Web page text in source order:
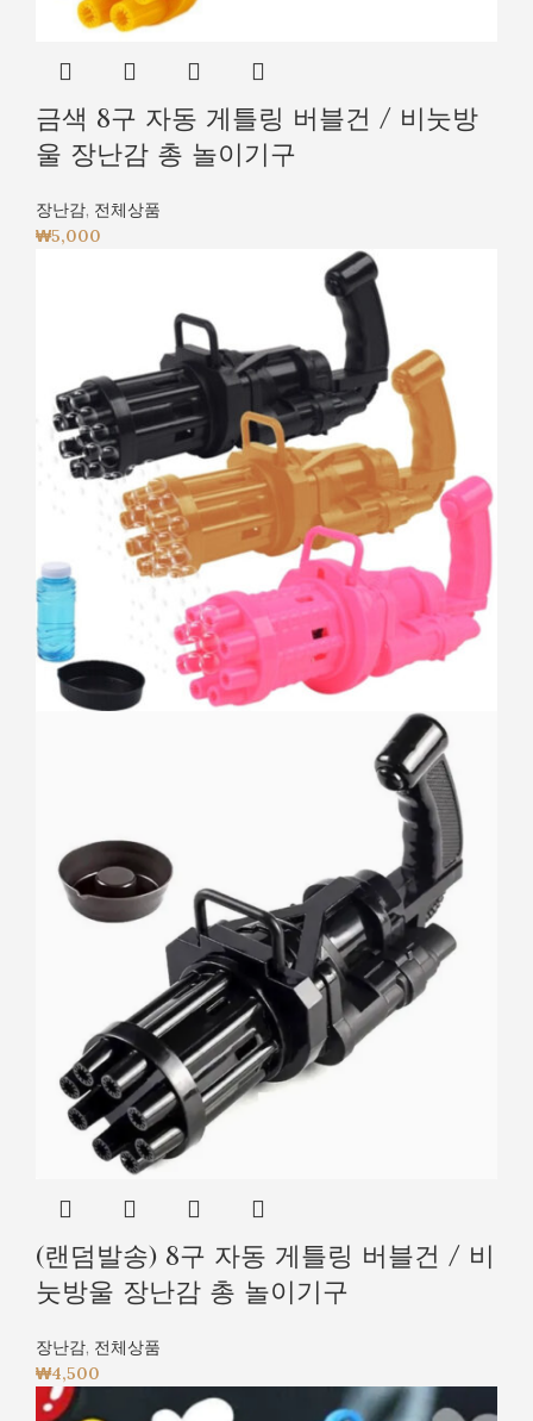
금색 8구 자동 게틀링 버블건 / 비눗방
울 장난감 총 놀이기구
장난감, 전체상품
₩5,000
(랜덤발송) 8구 자동 게틀링 버블건 / 비
눗방울 장난감 총 놀이기구
장난감, 전체상품
₩4,500